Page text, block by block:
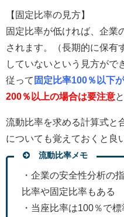
【固定比率の見方】
固定比率が低ければ、企業
されます。（長期的に保有
していないという見方がで
従って 固定比率100％以下
200％以上の場合は要注意
流動比率を求める計算式と
についても覚えておくと良
流動比率メモ
・企業の安全性分析の
比率や固定比率もある
・当座比率は100％で